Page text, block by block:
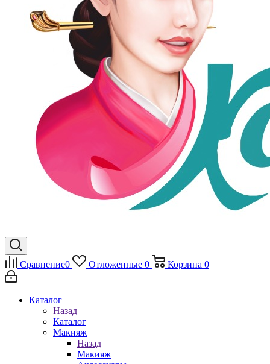
Сравнение0 Отложенные 0 Корзина 0
Каталог
Назад
Каталог
Макияж
Назад
Макияж